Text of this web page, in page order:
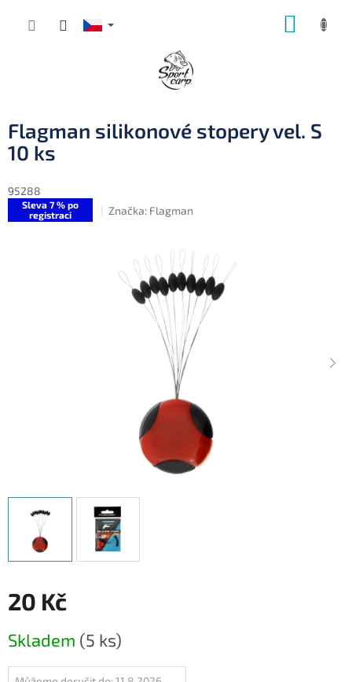
Flagman silikonové stopery vel. S
10 ks
95288
Sleva 7 % po
registraci
Značka: Flagman
20 Kč
cena:
Skladem (5 ks)